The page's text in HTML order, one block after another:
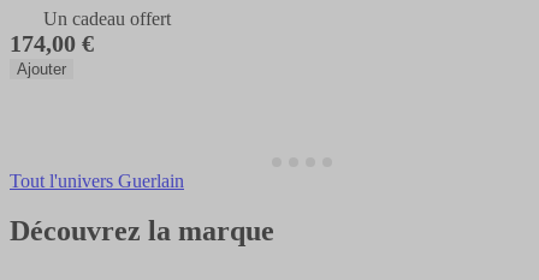
Un cadeau offert
174,00 €
Ajouter
Tout l'univers Guerlain
Découvrez la marque